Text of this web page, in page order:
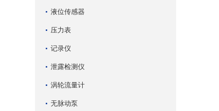
液位传感器
压力表
记录仪
泄露检测仪
涡轮流量计
无脉动泵